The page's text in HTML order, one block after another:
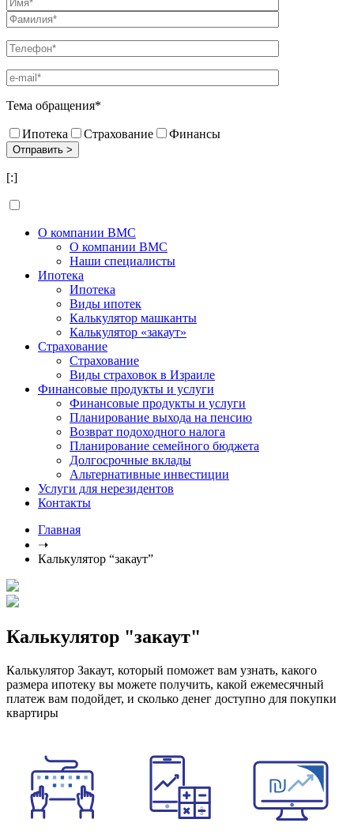
Тема обращения*
Ипотека Страхование Финансы
[:]
О компании BMC
О компании BMC
Наши специалисты
Ипотека
Ипотека
Виды ипотек
Калькулятор машканты
Калькулятор «закаут»
Страхование
Страхование
Виды страховок в Израиле
Финансовые продукты и услуги
Финансовые продукты и услуги
Планирование выхода на пенсию
Возврат подоходного налога
Планирование семейного бюджета
Долгосрочные вклады
Альтернативные инвестиции
Услуги для нерезидентов
Контакты
Главная
➝
Калькулятор “закаут”
Калькулятор "закаут"
Калькулятор Закаут, который поможет вам узнать, какого
размера ипотеку вы можете получить, какой ежемесячный
платеж вам подойдет, и сколько денег доступно для покупки
квартиры